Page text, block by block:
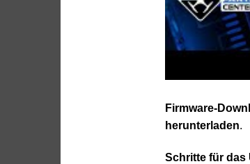
Firmware-
herunterladen.
Schritte für das